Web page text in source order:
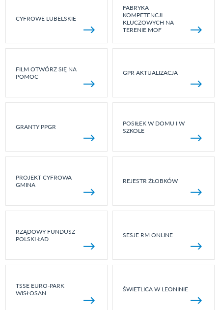
CYFROWE LUBELSKIE
FABRYKA
KOMPETENCJI
KLUCZOWYCH NA
TERENIE MOF
FILM OTWÓRZ SIĘ NA
POMOC
GPR AKTUALIZACJA
GRANTY PPGR
POSIŁEK W DOMU I W
SZKOLE
PROJEKT CYFROWA
GMINA
REJESTR ŻŁOBKÓW
RZĄDOWY FUNDUSZ
POLSKI ŁAD
SESJE RM ONLINE
TSSE EURO-PARK
WISŁOSAN
ŚWIETLICA W LEONINIE